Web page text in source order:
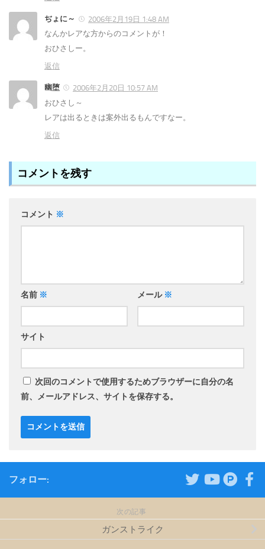
ぢょに～
2006年2月19日 1:48 AM
なんかレアな方からのコメントが！
おひさしー。
返信
幽堕
2006年2月20日 10:57 AM
おひさし～
レアは出るときは案外出るもんですなー。
返信
コメントを残す
コメント ※
名前 ※ メール ※
サイト
次回のコメントで使用するためブラウザーに自分の名
前、メールアドレス、サイトを保存する。
フォロー:
次の記事
ガンストライク